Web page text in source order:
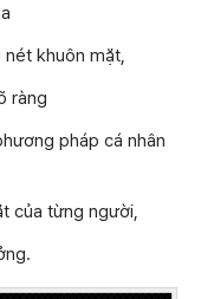
khuôn mặt,
ràng
pháp cá nhân
của từng người,